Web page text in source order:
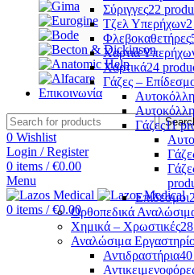
Επικοινωνία
0 Wishlist
Login / Register
0 items / €0.00
Menu
0 items / €0.00
Σύριγγες22
Τζελ Υπερήχων
Φλεβοκαθετήρες
Χαρτιά
Χαρτικά24
Γάζες –
Γάζες11
Επίδεσμοι
Ορθοπεδικά
Χημικά – Χρωστικές
Αναλώσιμα
Αντιδραστήρια